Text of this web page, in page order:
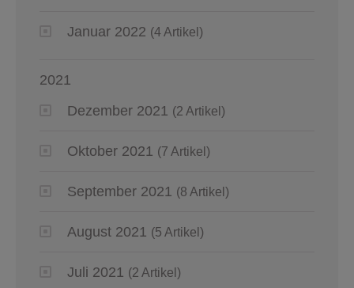
Januar 2022 (4 Artikel)
2021
Dezember 2021 (2 Artikel)
Oktober 2021 (7 Artikel)
September 2021 (8 Artikel)
August 2021 (5 Artikel)
Juli 2021 (2 Artikel)